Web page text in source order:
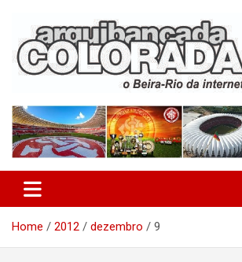
content
Arquibancada
Home 2012 dezembro 9